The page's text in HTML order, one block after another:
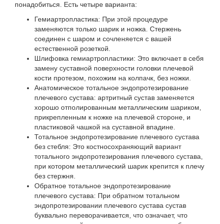
понадобиться. Есть четыре варианта:
Гемиартропластика: При этой процедуре
заменяются только шарик и ножка. Стержень
соединен с шаром и сочленяется с вашей
естественной розеткой.
Шлифовка гемиартропластики: Это включает в себя
замену суставной поверхности головки плечевой
кости протезом, похожим на колпачк, без ножки.
Анатомическое тотальное эндопротезирование
плечевого сустава: артритный сустав заменяется
хорошо отполированным металлическим шариком,
прикрепленным к ножке на плечевой стороне, и
пластиковой чашкой на суставной впадине.
Тотальное эндопротезирование плечевого сустава
без стебля: Это костносохраняющий вариант
тотального эндопротезирования плечевого сустава,
при котором металлический шарик крепится к плечу
без стержня.
Обратное тотальное эндопротезирование
плечевого сустава: При обратном тотальном
эндопротезировании плечевого сустава сустав
буквально переворачивается, что означает, что